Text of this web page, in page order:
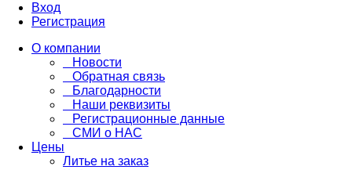
Вход
Регистрация
О компании
Новости
Обратная связь
Благодарности
Наши реквизиты
Регистрационные данные
СМИ о НАС
Цены
Литье на заказ